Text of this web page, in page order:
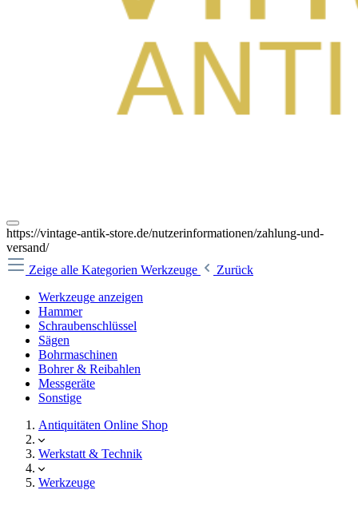
https://vintage-antik-store.de/nutzerinformationen/zahlung-und-
versand/
Zeige alle Kategorien Werkzeuge
Zurück
Werkzeuge anzeigen
Hammer
Schraubenschlüssel
Sägen
Bohrmaschinen
Bohrer & Reibahlen
Messgeräte
Sonstige
Antiquitäten Online Shop
Werkstatt & Technik
Werkzeuge